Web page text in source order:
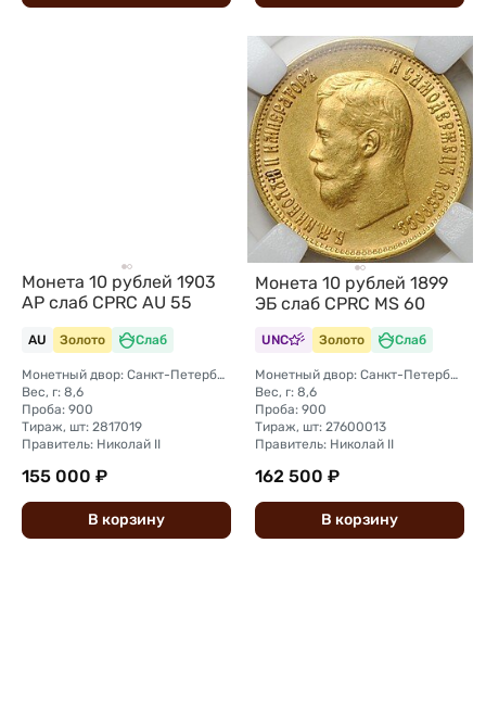
Монета 10 рублей 1903
АР слаб CPRC AU 55
AU Золото Слаб
Монетный двор: Санкт-Петербургский монетный двор
Вес, г: 8,6
Проба: 900
Тираж, шт: 2817019
Правитель: Николай II
155 000 ₽
В корзину
Монета 10 рублей 1899
ЭБ слаб CPRC MS 60
UNC Золото Слаб
Монетный двор: Санкт-Петербургский монетный двор
Вес, г: 8,6
Проба: 900
Тираж, шт: 27600013
Правитель: Николай II
162 500 ₽
В корзину